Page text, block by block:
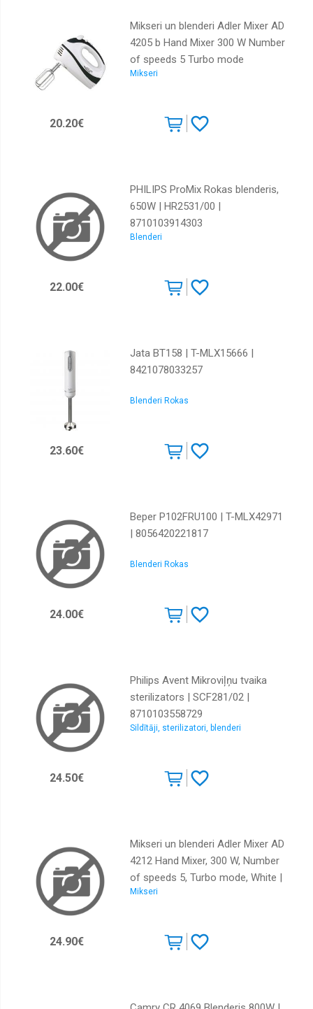
Mikseri un blenderi Adler Mixer AD
4205 b Hand Mixer 300 W Number
of speeds 5 Turbo mode
White/Black | AD 4205 b |
Mikseri
20.20€
PHILIPS ProMix Rokas blenderis,
650W | HR2531/00 |
8710103914303
Blenderi
22.00€
Jata BT158 | T-MLX15666 |
8421078033257
Blenderi Rokas
23.60€
Beper P102FRU100 | T-MLX42971
| 8056420221817
Blenderi Rokas
24.00€
Philips Avent Mikroviļņu tvaika
sterilizators | SCF281/02 |
8710103558729
Sildītāji, sterilizatori, blenderi
24.50€
Mikseri un blenderi Adler Mixer AD
4212 Hand Mixer, 300 W, Number
of speeds 5, Turbo mode, White |
AD 4212 | 5908256835375
Mikseri
24.90€